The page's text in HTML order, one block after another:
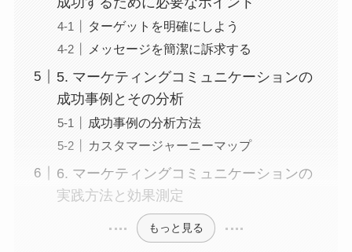
ターゲットを明確にしよう
メッセージを簡潔に訴求する
5. マーケティングコミュニケーションの
成功事例とその分析
成功事例の分析方法
カスタマージャーニーマップ
6. マーケティングコミュニケーションの
実践方法と効果測定
もっと見る